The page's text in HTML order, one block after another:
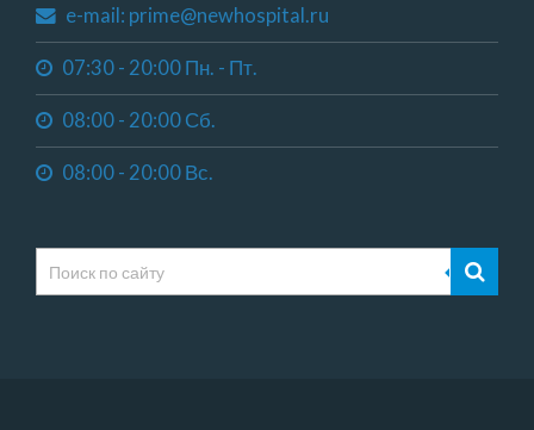
e-mail: prime@newhospital.ru
07:30 - 20:00 Пн. - Пт.
08:00 - 20:00 Сб.
08:00 - 20:00 Вс.